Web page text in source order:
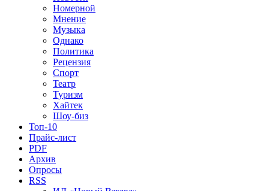
Номерной
Мнение
Музыка
Однако
Политика
Рецензия
Спорт
Театр
Туризм
Хайтек
Шоу-биз
Топ-10
Прайс-лист
PDF
Архив
Опросы
RSS